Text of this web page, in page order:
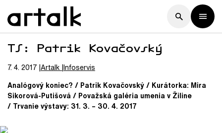
TS: Patrik Kovačovský
7. 4. 2017 Artalk Infoservis
Analógový koniec? / Patrik Kovačovský / Kurátorka: Mira
Sikorová-Putišová / Považská galéria umenia v Žiline
/ Trvanie výstavy: 31. 3. – 30. 4. 2017